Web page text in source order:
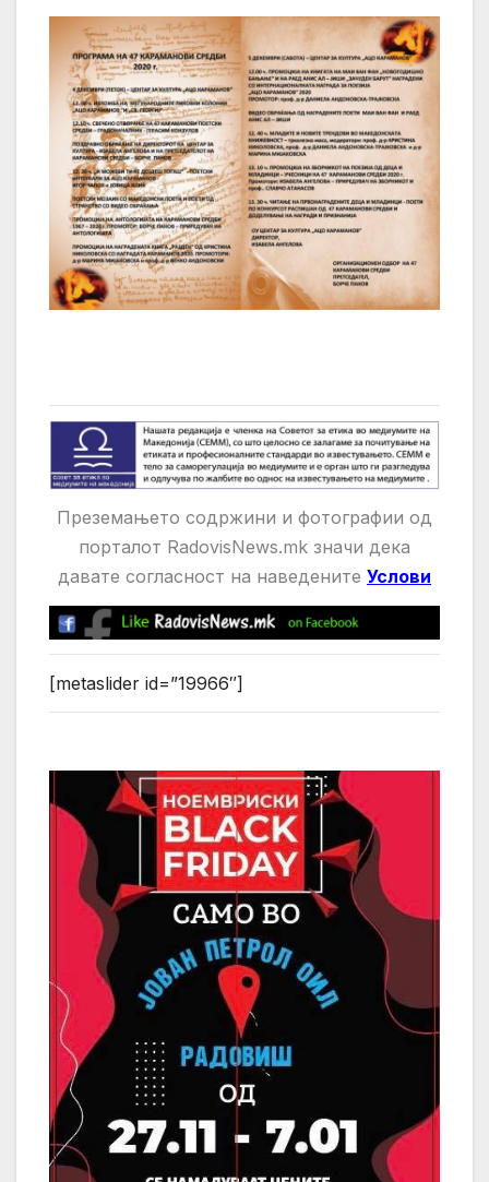
Преземањето содржини и фотографии од
порталот RadovisNews.mk значи дека
давате согласност на нaведените Услови
[metaslider id=”19966″]